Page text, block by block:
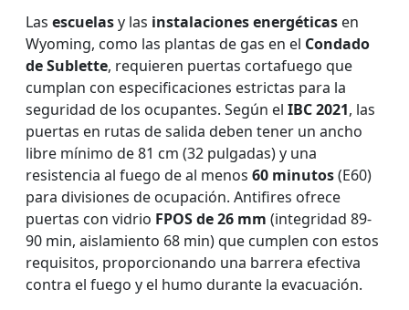
Las escuelasy las instalaciones energéticas en
Wyoming, como las plantas de gas en el Condado
de Sublette, requieren puertas cortafuego que
cumplan con especificaciones estrictas para la
seguridad de los ocupantes. Según el IBC 2021, las
puertas en rutas de salida deben tener un ancho
libre mínimo de 81 cm (32 pulgadas) y una
resistencia al fuego de al menos 60 minutos(E60)
para divisiones de ocupación. Antifires ofrece
puertas con vidrio FPOS de 26 mm (integridad 89-
90 min, aislamiento 68 min) que cumplen con estos
requisitos, proporcionando una barrera efectiva
contra el fuego y el humo durante la evacuación.